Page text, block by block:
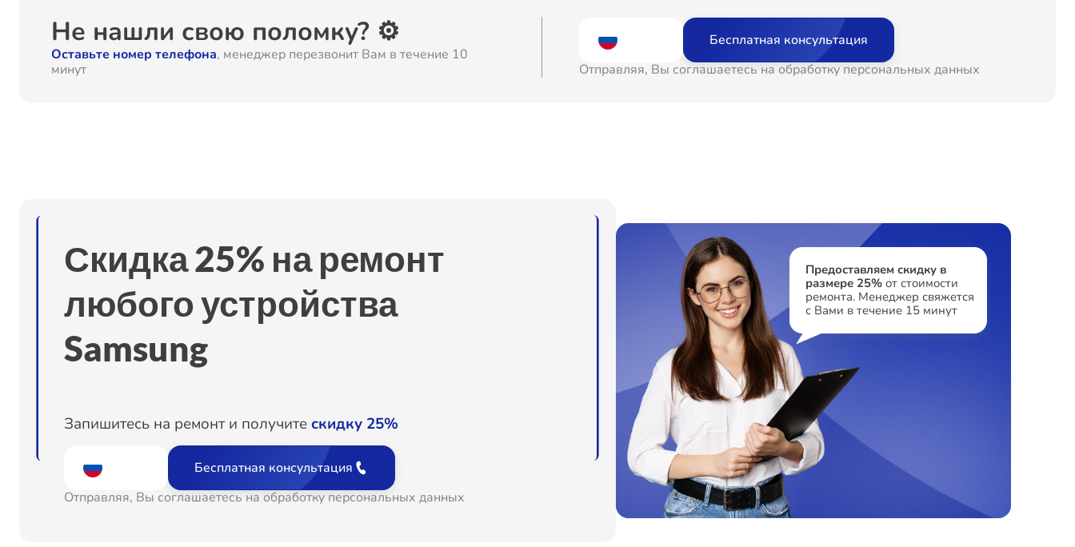
Устранение засора от 60 минут от 1600₽
Ремонт барабана от 60 минут
Не нашли свою поломку? ⚙️
Оставьте номер телефона, менеджер перезвонит Вам в течение 10
минут
Бесплатная консультация
Отправляя, Вы соглашаетесь на обработку персональных данных
Скидка 25% на ремонт
любого устройства
Samsung
Запишитесь на ремонт и получитескидку 25%
Бесплатная консультация
Отправляя, Вы соглашаетесь на обработку персональных данных
Предоставляем скидку в
размере 25% от стоимости
ремонта. Менеджер свяжется
с Вами в течение 15 минут